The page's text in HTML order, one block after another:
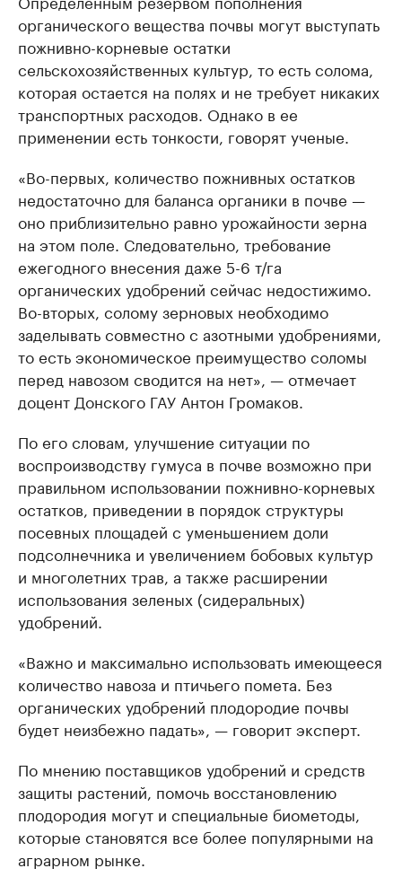
органического вещества почвы могут выступать
пожнивно-корневые остатки
сельскохозяйственных культур, то есть солома,
которая остается на полях и не требует никаких
транспортных расходов. Однако в ее
применении есть тонкости, говорят ученые.
«Во-первых, количество пожнивных остатков
недостаточно для баланса органики в почве —
оно приблизительно равно урожайности зерна
на этом поле. Следовательно, требование
ежегодного внесения даже 5-6 т/га
органических удобрений сейчас недостижимо.
Во-вторых, солому зерновых необходимо
заделывать совместно с азотными удобрениями,
то есть экономическое преимущество соломы
перед навозом сводится на нет», — отмечает
доцент Донского ГАУ Антон Громаков.
По его словам, улучшение ситуации по
воспроизводству гумуса в почве возможно при
правильном использовании пожнивно-корневых
остатков, приведении в порядок структуры
посевных площадей с уменьшением доли
подсолнечника и увеличением бобовых культур
и многолетних трав, а также расширении
использования зеленых (сидеральных)
удобрений.
«Важно и максимально использовать имеющееся
количество навоза и птичьего помета. Без
органических удобрений плодородие почвы
будет неизбежно падать», — говорит эксперт.
По мнению поставщиков удобрений и средств
защиты растений, помочь восстановлению
плодородия могут и специальные биометоды,
которые становятся все более популярными на
аграрном рынке.